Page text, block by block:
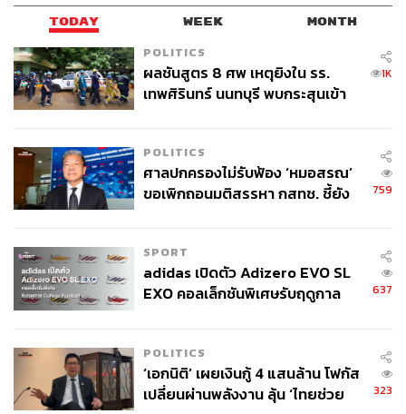
TODAY WEEK MONTH
POLITICS
ผลชันสูตร 8 ศพ เหตุยิงใน รร.
เทพศิรินทร์ นนทบุรี พบกระสุนเข้า
1K
POLITICS
ศาลปกครองไม่รับฟ้อง ‘หมอสรณ’
ขอเพิกถอนมติสรรหา กสทช. ชี้ยัง
759
SPORT
adidas เปิดตัว Adizero EVO SL
EXO คอลเล็กชันพิเศษรับฤดูกาล
637
POLITICS
‘เอกนิติ’ เผยเงินกู้ 4 แสนล้าน โฟกัส
เปลี่ยนผ่านพลังงาน ลุ้น ‘ไทยช่วย
323